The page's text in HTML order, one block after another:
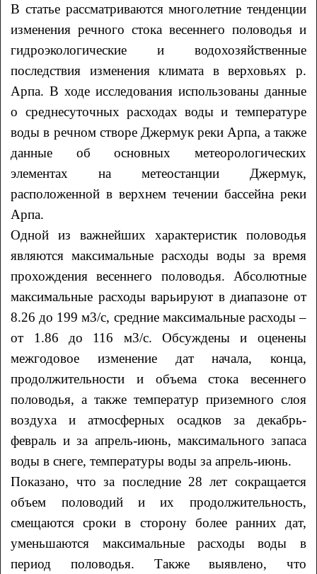
В статье рассматриваются многолетние тенденции
изменения речного стока весеннего половодья и
гидроэкологические и водохозяйственные
последствия изменения климата в верховьях р.
Арпа. В ходе исследования использованы данные
о среднесуточных расходах воды и температуре
воды в речном створе Джермук реки Арпа, а также
данные об основных метеорологических
элементах на метеостанции Джермук,
расположенной в верхнем течении бассейна реки
Арпа.
Одной из важнейших характеристик половодья
являются максимальные расходы воды за время
прохождения весеннего половодья. Абсолютные
максимальные расходы варьируют в диапазоне от
8.26 до 199 м3/с, средние максимальные расходы –
от 1.86 до 116 м3/с. Обсуждены и оценены
межгодовое изменение дат начала, конца,
продолжительности и объема стока весеннего
половодья, а также температур приземного слоя
воздуха и атмосферных осадков за декабрь-
февраль и за апрель-июнь, максимального запаса
воды в снеге, температуры воды за апрель-июнь.
Показано, что за последние 28 лет сокращается
объем половодий и их продолжительность,
смещаются сроки в сторону более ранних дат,
уменьшаются максимальные расходы воды в
период половодья. Также выявлено, что